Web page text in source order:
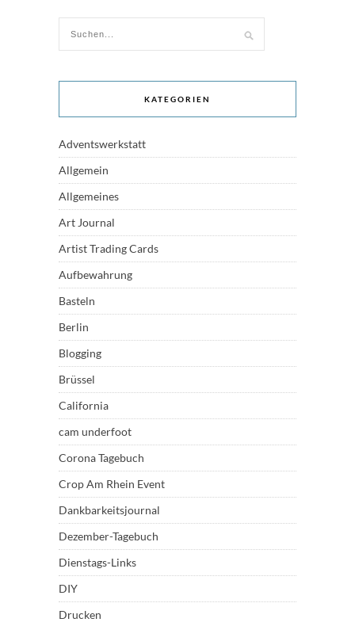
KATEGORIEN
Adventswerkstatt
Allgemein
Allgemeines
Art Journal
Artist Trading Cards
Aufbewahrung
Basteln
Berlin
Blogging
Brüssel
California
cam underfoot
Corona Tagebuch
Crop Am Rhein Event
Dankbarkeitsjournal
Dezember-Tagebuch
Dienstags-Links
DIY
Drucken